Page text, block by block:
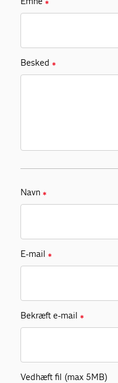
✱
Besked ✱
Navn ✱
E-mail ✱
Bekræft e-mail ✱
Vedhæft fil (max 5MB)